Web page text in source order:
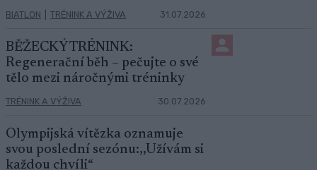
BIATLON TRÉNINK A VÝŽIVA 31.07.2026
BĚŽECKÝ TRÉNINK:
Regenerační běh – pečujte o své
tělo mezi náročnými tréninky
TRÉNINK A VÝŽIVA 30.07.2026
Olympijská vítězka oznamuje
svou poslední sezónu:,,Užívám si
každou chvíli“